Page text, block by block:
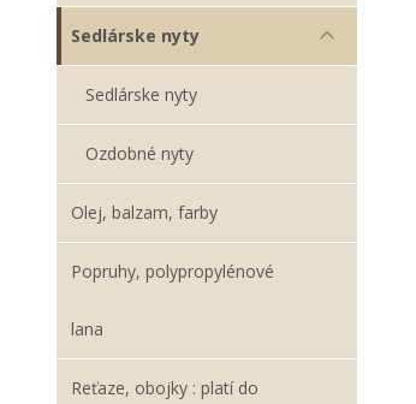
Sedlárske nyty
Sedlárske nyty
Ozdobné nyty
Olej, balzam, farby
Popruhy, polypropylénové
lana
Reťaze, obojky : platí do